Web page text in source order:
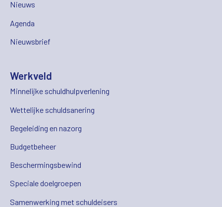
Nieuws
Agenda
Nieuwsbrief
Werkveld
Minnelijke schuldhulpverlening
Wettelijke schuldsanering
Begeleiding en nazorg
Budgetbeheer
Beschermingsbewind
Speciale doelgroepen
Samenwerking met schuldeisers